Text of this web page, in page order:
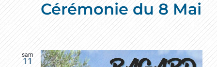
Cérémonie du 8 Mai
sam
11